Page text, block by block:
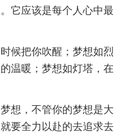
它应该是每个人心中最
候把你吹醒；梦想如烈
温暖；梦想如灯塔，在
想，不管你的梦想是大
要全力以赴的去追求去